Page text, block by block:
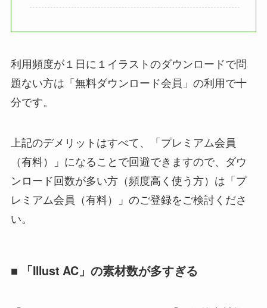
利用頻度が１日に１イラストのダウンロードで問
題ない方は「無料ダウンロード会員」の利用で十
分です。
上記のデメリットはすべて、「プレミアム会員
（有料）」になることで回避できますので、ダウ
ンロード回数が多い方（頻度高く使う方）は「プ
レミアム会員（有料）」のご登録をご検討くださ
い。
■ 「Illust AC」の素材数が多すぎる